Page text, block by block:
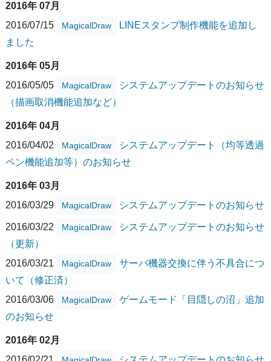
2016年 07月
2016/07/15
MagicalDraw
LINEスタンプ制作機能を追加し
ました
2016年 05月
2016/05/05
MagicalDraw
システムアップデートのお知らせ
（描画取消機能追加など）
2016年 04月
2016/04/02
MagicalDraw
システムアップデート（均等透過
ペン機能追加等）のお知らせ
2016年 03月
2016/03/29
MagicalDraw システムアップデートのお知らせ
2016/03/22 MagicalDraw
システムアップデートのお知らせ
（更新）
2016/03/21
MagicalDraw
サーバ機器交換に伴う不具合につ
いて（修正済）
2016/03/06
MagicalDraw
ゲームモード「目隠しの沼」追加
のお知らせ
2016年 02月